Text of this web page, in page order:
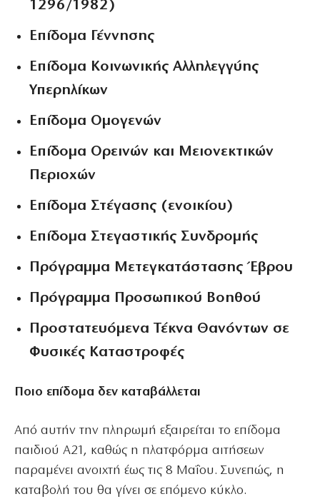
1296/1982)
Επίδομα Γέννησης
Επίδομα Κοινωνικής Αλληλεγγύης
Υπερηλίκων
Επίδομα Ομογενών
Επίδομα Ορεινών και Μειονεκτικών
Περιοχών
Επίδομα Στέγασης (ενοικίου)
Επίδομα Στεγαστικής Συνδρομής
Πρόγραμμα Μετεγκατάστασης Έβρου
Πρόγραμμα Προσωπικού Βοηθού
Προστατευόμενα Τέκνα Θανόντων σε
Φυσικές Καταστροφές
Ποιο επίδομα δεν καταβάλλεται
Από αυτήν την πληρωμή εξαιρείται το επίδομα
παιδιού Α21, καθώς η πλατφόρμα αιτήσεων
παραμένει ανοιχτή έως τις 8 Μαΐου. Συνεπώς, η
καταβολή του θα γίνει σε επόμενο κύκλο.